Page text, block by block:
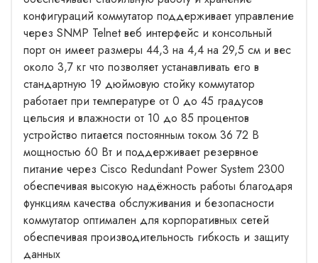
конфигураций коммутатор поддерживает управление
через SNMP Telnet веб интерфейс и консольный
порт он имеет размеры 44,3 на 4,4 на 29,5 см и вес
около 3,7 кг что позволяет устанавливать его в
стандартную 19 дюймовую стойку коммутатор
работает при температуре от 0 до 45 градусов
цельсия и влажности от 10 до 85 процентов
устройство питается постоянным током 36 72 В
мощностью 60 Вт и поддерживает резервное
питание через Cisco Redundant Power System 2300
обеспечивая высокую надёжность работы благодаря
функциям качества обслуживания и безопасности
коммутатор оптимален для корпоративных сетей
обеспечивая производительность гибкость и защиту
данных